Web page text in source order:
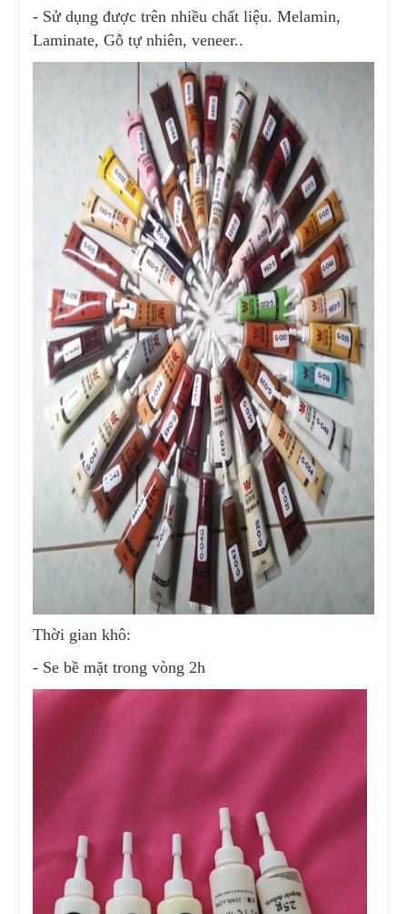
- Sử dụng được trên nhiều chất liệu. Melamin,
Laminate, Gỗ tự nhiên, veneer..
Thời gian khô:
- Se bề mặt trong vòng 2h